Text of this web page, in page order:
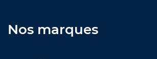
Nos marques